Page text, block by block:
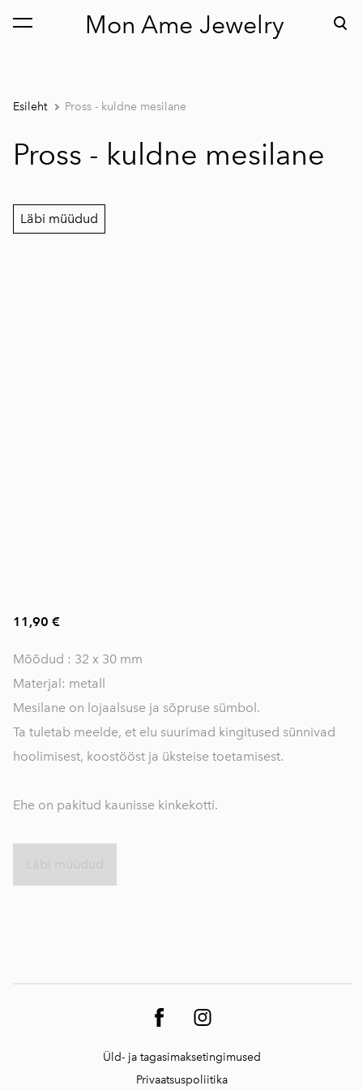
Mon Ame Jewelry
lisati ostukorvi. Vaata ostukorvi
Esileht Pross - kuldne mesilane
Pross - kuldne mesilane
Läbi müüdud
11,90 €
Mõõdud : 32 x 30 mm
Materjal: metall
Mesilane on lojaalsuse ja sõpruse sümbol.
Ta tuletab meelde, et elu suurimad kingitused sünnivad
hoolimisest, koostööst ja üksteise toetamisest.
Ehe on pakitud kaunisse kinkekotti.
Üld- ja tagasimaksetingimused
Privaatsuspoliitika